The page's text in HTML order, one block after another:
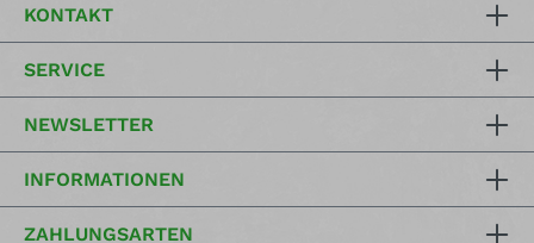
KONTAKT
SERVICE
NEWSLETTER
INFORMATIONEN
ZAHLUNGSARTEN